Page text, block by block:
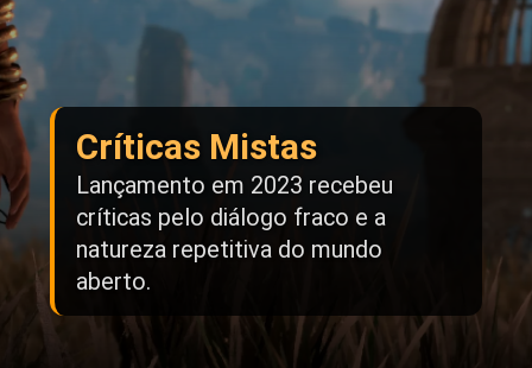
Críticas Mistas
Lançamento em 2023 recebeu
críticas pelo diálogo fraco e a
natureza repetitiva do mundo
aberto.